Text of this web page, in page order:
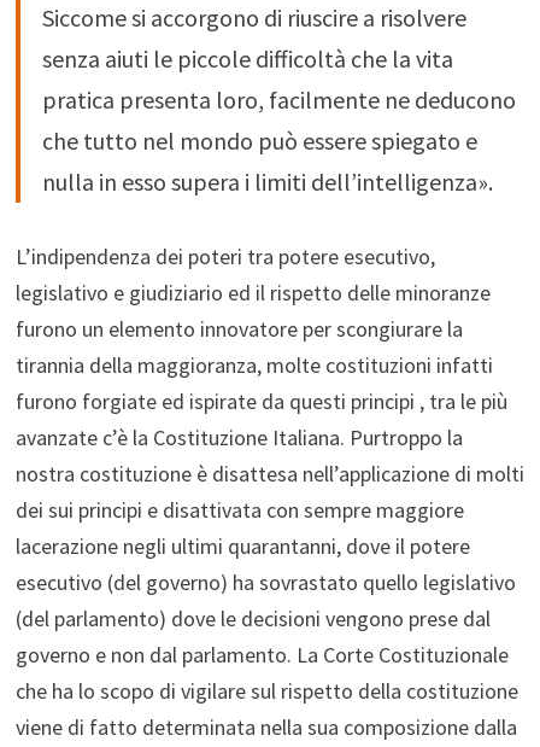
Siccome si accorgono di riuscire a risolvere
senza aiuti le piccole difficoltà che la vita
pratica presenta loro, facilmente ne deducono
che tutto nel mondo può essere spiegato e
nulla in esso supera i limiti dell’intelligenza».
L’indipendenza dei poteri tra potere esecutivo,
legislativo e giudiziario ed il rispetto delle minoranze
furono un elemento innovatore per scongiurare la
tirannia della maggioranza, molte costituzioni infatti
furono forgiate ed ispirate da questi principi , tra le più
avanzate c’è la Costituzione Italiana. Purtroppo la
nostra costituzione è disattesa nell’applicazione di molti
dei sui principi e disattivata con sempre maggiore
lacerazione negli ultimi quarantanni, dove il potere
esecutivo (del governo) ha sovrastato quello legislativo
(del parlamento) dove le decisioni vengono prese dal
governo e non dal parlamento. La Corte Costituzionale
che ha lo scopo di vigilare sul rispetto della costituzione
viene di fatto determinata nella sua composizione dalla